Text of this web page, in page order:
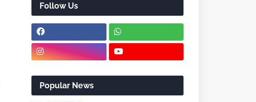
Follow Us
Popular News